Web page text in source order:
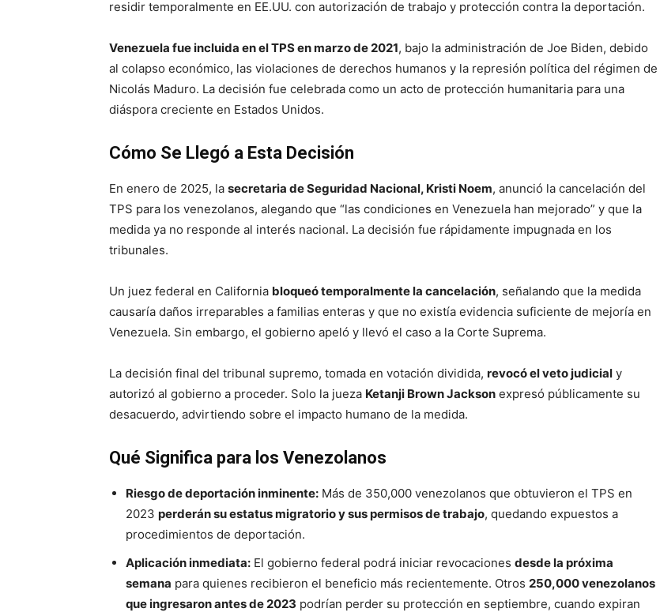
residir temporalmente en EE.UU. con autorización de trabajo y protección contra la deportación.
Venezuela fue incluida en el TPS en marzo de 2021, bajo la administración de Joe Biden, debido
al colapso económico, las violaciones de derechos humanos y la represión política del régimen de
Nicolás Maduro. La decisión fue celebrada como un acto de protección humanitaria para una
diáspora creciente en Estados Unidos.
Cómo Se Llegó a Esta Decisión
En enero de 2025, la secretaria de Seguridad Nacional, Kristi Noem, anunció la cancelación del
TPS para los venezolanos, alegando que “las condiciones en Venezuela han mejorado” y que la
medida ya no responde al interés nacional. La decisión fue rápidamente impugnada en los
tribunales.
Un juez federal en California bloqueó temporalmente la cancelación, señalando que la medida
causaría daños irreparables a familias enteras y que no existía evidencia suficiente de mejoría en
Venezuela. Sin embargo, el gobierno apeló y llevó el caso a la Corte Suprema.
La decisión final del tribunal supremo, tomada en votación dividida, revocó el veto judicial y
autorizó al gobierno a proceder. Solo la jueza Ketanji Brown Jackson expresó públicamente su
desacuerdo, advirtiendo sobre el impacto humano de la medida.
Qué Significa para los Venezolanos
Riesgo de deportación inminente: Más de 350,000 venezolanos que obtuvieron el TPS en
2023 perderán su estatus migratorio y sus permisos de trabajo, quedando expuestos a
procedimientos de deportación.
Aplicación inmediata: El gobierno federal podrá iniciar revocaciones desde la próxima
semana para quienes recibieron el beneficio más recientemente. Otros 250,000 venezolanos
que ingresaron antes de 2023 podrían perder su protección en septiembre, cuando expiran